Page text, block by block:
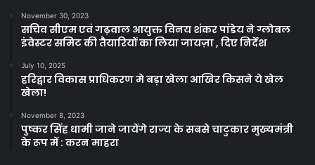
November 30, 2023
सचिव सीएम एवं गढ़वाल आयुक्त विनय शंकर पांडेय ने ग्लोबल
इंवेस्टर समिट की तैयारियों का लिया जायज़ा , दिए निर्देश
July 10, 2025
हरिद्वार विकास प्राधिकरण मे बड़ा खेला आखिर किसने ये खेल
खेला!
November 8, 2023
पुष्कर सिंह धामी जाने जायेंगे राज्य के सबसे चाटुकार मुख्यमंत्री
के रूप में : करन माहरा